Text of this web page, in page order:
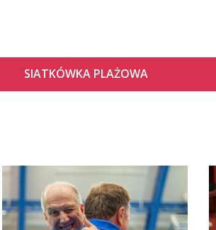
SIATKÓWKA PLAŻOWA